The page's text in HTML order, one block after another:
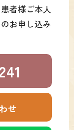
者様ご本人
お申し込み
せ